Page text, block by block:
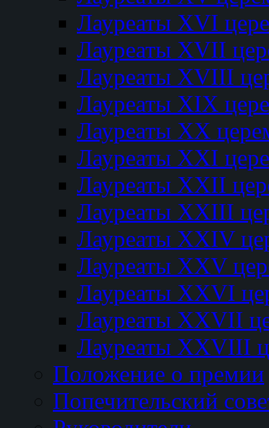
Лауреаты XVI
Лауреаты XVII
Лауреаты XVIII
Лауреаты XIX
Лауреаты XX
Лауреаты XXI
Лауреаты XXII
Лауреаты XXIII
Лауреаты XXIV
Лауреаты XXV
Лауреаты XXVI
Лауреаты XXVII
Лауреаты XXVIII
Положение о премии
Попечительский